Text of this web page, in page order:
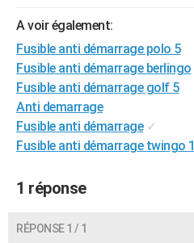
VOYAGE
Destinations
City break
Voyage nature
Voyage de noces
Forum
Climat
+PHOTO
GUIDES D'ACHAT
BONS PLANS
CARTE DE VOEUX
DICTIONNAIRE
A voir également:
Fusible anti démarrage polo 5
Fusible anti démarrage berlingo
Fusible anti démarrage golf 5
Anti demarrage
Fusible anti démarrage ✓
Fusible anti démarrage twingo 1
1 réponse
RÉPONSE 1 / 1